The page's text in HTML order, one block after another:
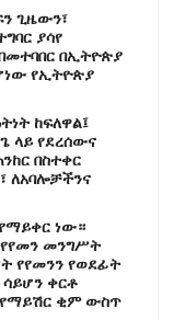
ጊዜውን፣
ያሳየ
በኢትዮጵያ
የኢትዮጵያ
ከፍለዋል፤
ላይ የደረሰውና
በስተቀር
ለአባሎቻችንና
ነው።
መንግሥት
የየመንን የወደፊት
ቀርቶ
የማይሽር ቂም ውስጥ